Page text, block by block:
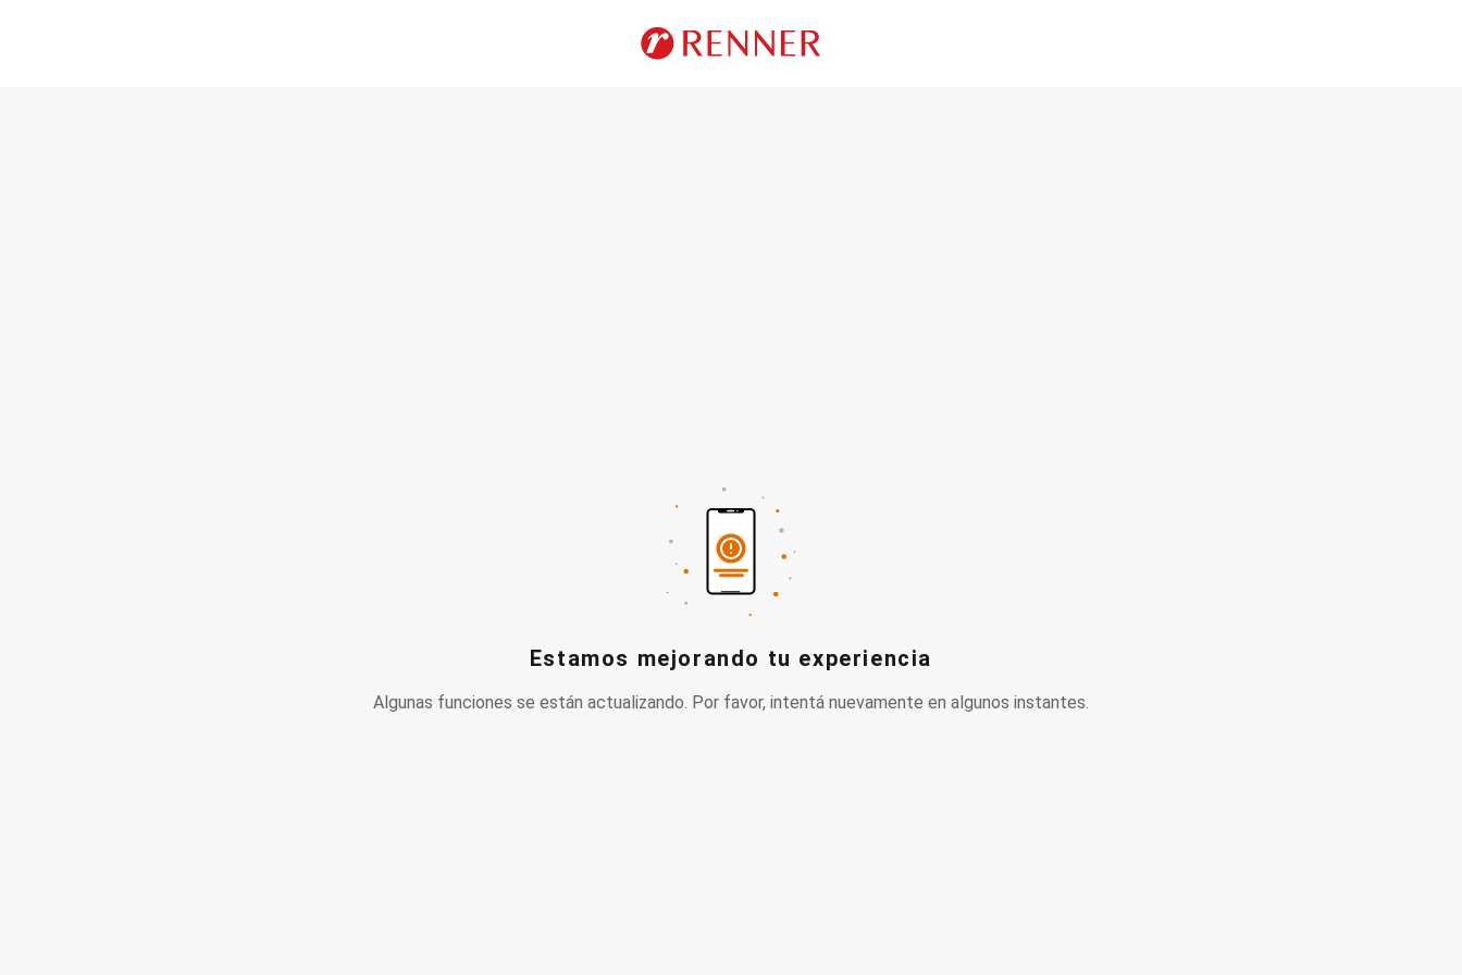
Estamos mejorando tu experiencia
Algunas funciones se están actualizando. Por favor, intentá nuevamente en algunos instantes.